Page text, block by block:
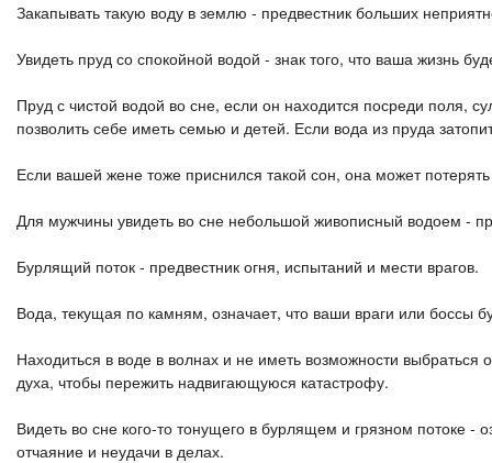
Закапывать такую ​​воду в землю - предвестник больших
Увидеть пруд со спокойной водой - знак того, что ваша жизнь
Пруд с чистой водой во сне, если он находится посреди поля,
позволить себе иметь семью и детей. Если вода из пруда
Если вашей жене тоже приснился такой сон, она может
Для мужчины увидеть во сне небольшой живописный водоем -
Бурлящий поток - предвестник огня, испытаний и мести врагов.
Вода, текущая по камням, означает, что ваши враги или боссы
Находиться в воде в волнах и не иметь возможности выбраться
духа, чтобы пережить надвигающуюся катастрофу.
Видеть во сне кого-то тонущего в бурлящем и грязном потоке -
отчаяние и неудачи в делах.